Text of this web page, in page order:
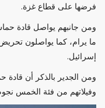
فرضها على قطاع غزة.
ومن جانبهم يواصل قادة
ما يرام، كما يواصلون
إسرائيل.
ومن الجدير بالذكر أن
وفيلاتهم من فئة الخمس